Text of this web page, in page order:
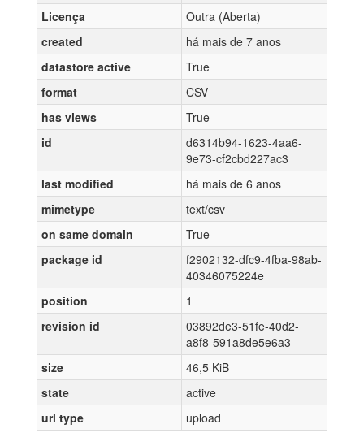
Licença
Outra (Aberta)
created
há mais de 7 anos
datastore active
True
format
CSV
has views
True
id
d6314b94-1623-4aa6-
9e73-cf2cbd227ac3
last modified
há mais de 6 anos
mimetype
text/csv
on same domain
True
package id
f2902132-dfc9-4fba-98ab-
40346075224e
position
1
revision id
03892de3-51fe-40d2-
a8f8-591a8de5e6a3
size
46,5 KiB
state
active
url type
upload